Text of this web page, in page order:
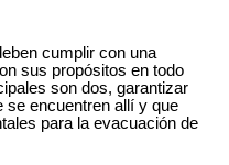
cumplir con una
sus propósitos en todo
son dos, garantizar
se encuentren allí y que
para la evacuación de